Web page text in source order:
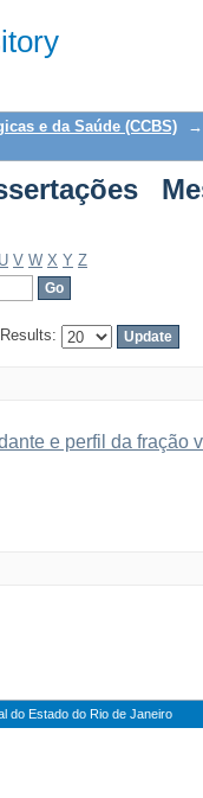
e da Saúde (CCBS)
→
U V W X Y Z
Results:
e perfil da fração
do Estado do Rio de Janeiro